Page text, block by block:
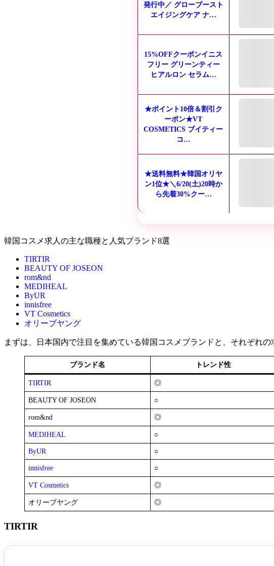
発行中／ グローブースト
エイジングケア ナ…
15%OFFクーポンイニス
フリー グリーンティー
ヒアルロン セラム…
★ポイント10倍＆割引ク
ーポン★VT
COSMETICS ブイティー
コ…
★送料無料★韓国オリヤ
ン1位★＼6/20(土)20時か
ら先着30%クー…
韓国コスメ求人の主な職種と人気ブランド8選
TIRTIR
BEAUTY OF JOSEON
rom&nd
MEDIHEAL
ByUR
innisfree
VT Cosmetics
オリーブヤング
まずは、日本国内で注目を集めている韓国コスメブランドと、それぞれの
ブランド名 トレンド性
TIRTIR ◎
BEAUTY OF JOSEON ○
rom&nd ◎
MEDIHEAL ○
ByUR ○
innisfree ○
VT Cosmetics ◎
オリーブヤング ◎
TIRTIR